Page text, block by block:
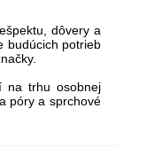
dôvery a
budúcich potrieb
na trhu osobnej
póry a sprchové